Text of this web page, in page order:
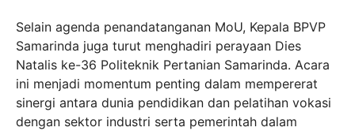
Selain agenda penandatanganan MoU, Kepala BPVP
Samarinda juga turut menghadiri perayaan Dies
Natalis ke-36 Politeknik Pertanian Samarinda. Acara
ini menjadi momentum penting dalam mempererat
sinergi antara dunia pendidikan dan pelatihan vokasi
dengan sektor industri serta pemerintah dalam